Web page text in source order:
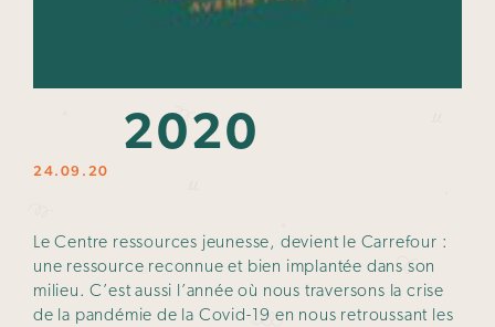
2020
24.09.20
Le Centre ressources jeunesse, devient le Carrefour :
une ressource reconnue et bien implantée dans son
milieu. C’est aussi l’année où nous traversons la crise
de la pandémie de la Covid-19 en nous retroussant les